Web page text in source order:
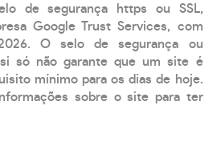
de segurança https ou SSL,
Google Trust Services, com
O selo de segurança ou
só não garante que um site é
mínimo para os dias de hoje.
sobre o site para ter